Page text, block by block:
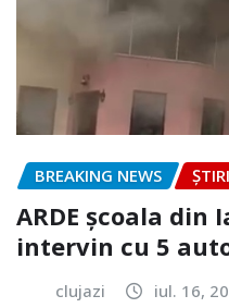
BREAKING NEWS
ARDE școala din
intervin cu 5
clujazi iul. 16,